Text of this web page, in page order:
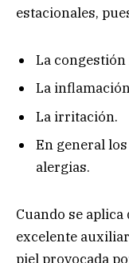
estacionales,
La congestión
La
La irritación.
En general
alergias.
Cuando se
excelente
piel provocada